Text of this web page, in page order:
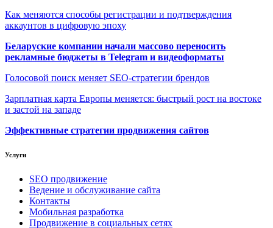
Как меняются способы регистрации и подтверждения
аккаунтов в цифровую эпоху
Беларуские компании начали массово переносить
рекламные бюджеты в Telegram и видеоформаты
Голосовой поиск меняет SEO-стратегии брендов
Зарплатная карта Европы меняется: быстрый рост на востоке
и застой на западе
Эффективные стратегии продвижения сайтов
Услуги
SEO продвижение
Ведение и обслуживание сайта
Контакты
Мобильная разработка
Продвижение в социальных сетях